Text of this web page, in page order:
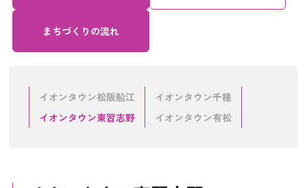
まちづくりの流れ
イオンタウン松阪船江
イオンタウン千種
イオンタウン東習志野
イオンタウン有松